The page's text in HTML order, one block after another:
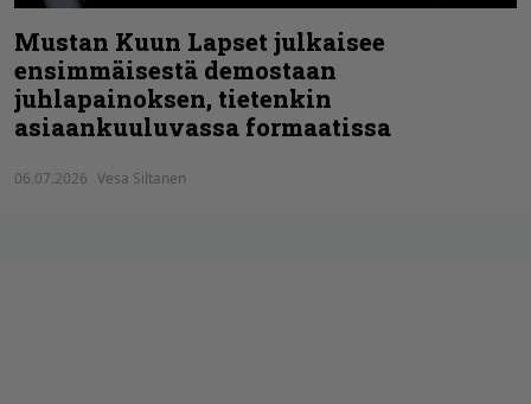
Mustan Kuun Lapset julkaisee
ensimmäisestä demostaan
juhlapainoksen, tietenkin
asiaankuuluvassa formaatissa
06.07.2026 Vesa Siltanen